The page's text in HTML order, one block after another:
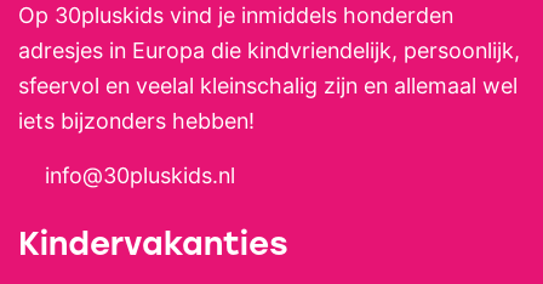
Op 30pluskids vind je inmiddels honderden
adresjes in Europa die kindvriendelijk, persoonlijk,
sfeervol en veelal kleinschalig zijn en allemaal wel
iets bijzonders hebben!
info@30pluskids.nl
Kindervakanties